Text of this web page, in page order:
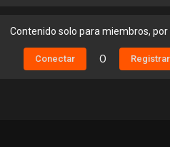
Contenido solo para miembros,
Conectar O Registrar